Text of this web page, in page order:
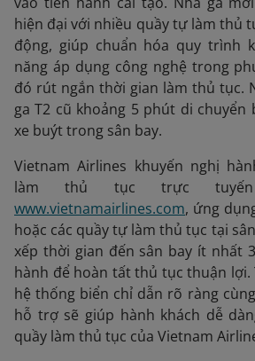
hiện đại với nhiều quầy tự làm thủ
động, giúp chuẩn hóa quy trình
năng áp dụng công nghệ trong
đó rút ngắn thời gian làm thủ tục.
ga T2 cũ khoảng 5 phút di chuyển
xe buýt trong sân bay.
Vietnam Airlines khuyến nghị
làm thủ tục trực tuyến
www.vietnamairlines.com, ứng
hoặc các quầy tự làm thủ tục tại
xếp thời gian đến sân bay ít nhất
hành để hoàn tất thủ tục thuận lợi.
hệ thống biển chỉ dẫn rõ ràng
hỗ trợ sẽ giúp hành khách dễ
quầy làm thủ tục của Vietnam